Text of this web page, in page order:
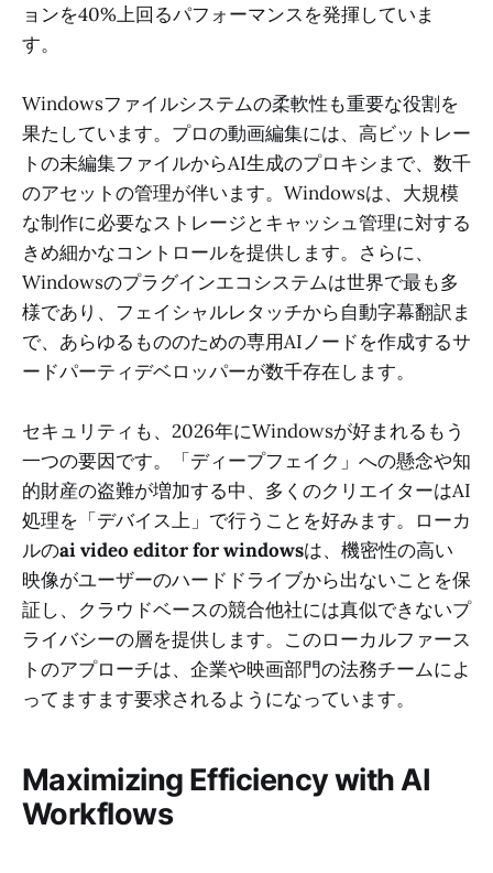
ョンを40%上回るパフォーマンスを発揮していま
す。
Windowsファイルシステムの柔軟性も重要な役割を
果たしています。プロの動画編集には、高ビットレー
トの未編集ファイルからAI生成のプロキシまで、数千
のアセットの管理が伴います。Windowsは、大規模
な制作に必要なストレージとキャッシュ管理に対する
きめ細かなコントロールを提供します。さらに、
Windowsのプラグインエコシステムは世界で最も多
様であり、フェイシャルレタッチから自動字幕翻訳ま
で、あらゆるもののための専用AIノードを作成するサ
ードパーティデベロッパーが数千存在します。
セキュリティも、2026年にWindowsが好まれるもう
一つの要因です。「ディープフェイク」への懸念や知
的財産の盗難が増加する中、多くのクリエイターはAI
処理を「デバイス上」で行うことを好みます。ローカ
ルのai video editor for windowsは、機密性の高い
映像がユーザーのハードドライブから出ないことを保
証し、クラウドベースの競合他社には真似できないプ
ライバシーの層を提供します。このローカルファース
トのアプローチは、企業や映画部門の法務チームによ
ってますます要求されるようになっています。
Maximizing Efficiency with AI
Workflows